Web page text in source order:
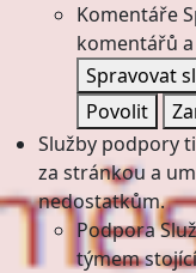
Komentáře
komentářů
Spravovat
Povolit
Služby podpory
za stránkou a
nedostatkům.
Podpora
týmem